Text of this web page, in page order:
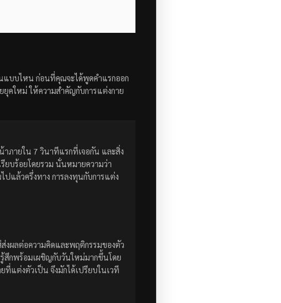
แบบไหน ก่อนที่คุณจะได้พูดคำแรกออก
ยุคใหม่ ให้ความสำคัญกับการแต่งกาย
ภายใน 7 วินาทีแรกที่เจอกัน และสิ่ง
ยบร้อยโดยรวม นั่นหมายความว่า
แล้วครึ่งทาง การลงทุนกับการแต่ง
งผลต่อความคิดและพฤติกรรมของตัว
รู้สึกพร้อมเผชิญกับวันใหม่มากขึ้นโดย
ที่แต่งตัวเป็น จึงมักได้เปรียบในเวที